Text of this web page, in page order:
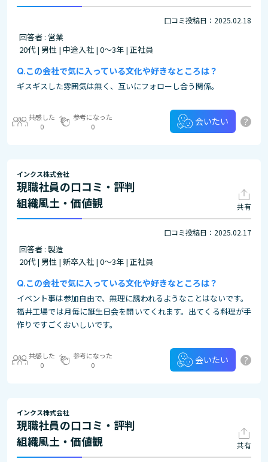
口コミ投稿日：2025.02.18
回答者 : 営業
20代 | 男性 | 中途入社 | 0～3年 | 正社員
この会社で気に入っている文化や好きなところは？
ギスギスした雰囲気は無く、互いにフォローし合う関係。
共感した
0
参考になった
0
会いたい ?
インクス株式会社
現職社員の口コミ・評判
組織風土・価値観
共有
口コミ投稿日：2025.02.17
回答者 : 製造
20代 | 男性 | 新卒入社 | 0～3年 | 正社員
この会社で気に入っている文化や好きなところは？
イベント事は参加自由で、無理に誘われるようなことはないです。
福井工場では月毎に誕生日会を開いてくれます。出てくる料理が手
作りですごくおいしいです。
共感した
0
参考になった
0
会いたい ?
インクス株式会社
現職社員の口コミ・評判
組織風土・価値観
共有